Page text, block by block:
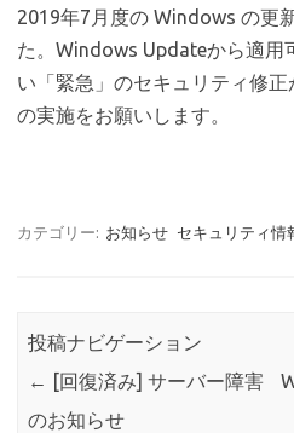
2019年7月度の Windows の更
た。Windows Updateから適用
い「緊急」のセキュリティ修
の実施をお願いします。
カテゴリー: お知らせ セキュリティ情
投稿ナビゲーション
←
[回復済み] サーバー障害
のお知らせ